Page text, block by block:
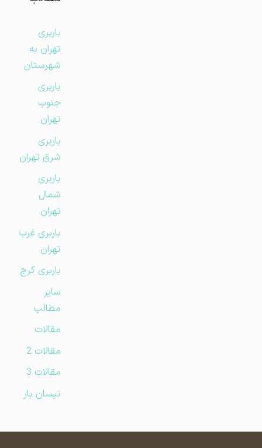
باربری
تهران به
شهرستان
باربری
جنوب
تهران
باربری
شرق تهران
باربری
شمال
تهران
باربری غرب
تهران
باربری کرج
مطالب
مقالات
مقالات 2
مقالات 3
نیسان بار